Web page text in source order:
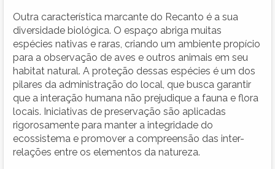
Outra característica marcante do Recanto é a sua
diversidade biológica. O espaço abriga muitas
espécies nativas e raras, criando um ambiente propício
para a observação de aves e outros animais em seu
habitat natural. A proteção dessas espécies é um dos
pilares da administração do local, que busca garantir
que a interação humana não prejudique a fauna e flora
locais. Iniciativas de preservação são aplicadas
rigorosamente para manter a integridade do
ecossistema e promover a compreensão das inter-
relações entre os elementos da natureza.